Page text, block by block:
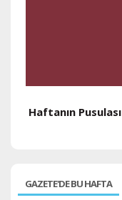
Haftanın Pusulası
GAZETE'DE BU HAFTA